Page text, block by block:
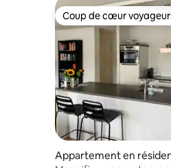
Coup de cœur
Coup de cœur
Appartement en